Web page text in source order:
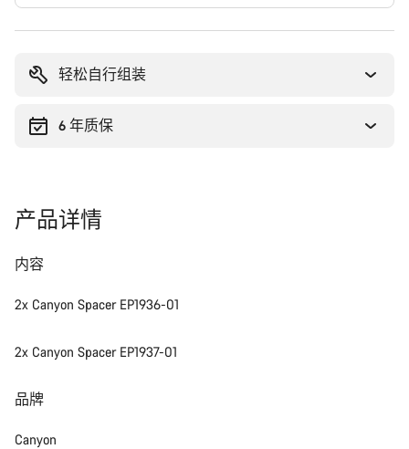
轻松自行组装
6 年质保
产品详情
内容
2x Canyon Spacer EP1936-01
2x Canyon Spacer EP1937-01
品牌
Canyon